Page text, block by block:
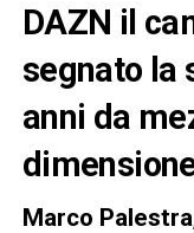
DAZN il
segnato la
anni da
Marco Palestra